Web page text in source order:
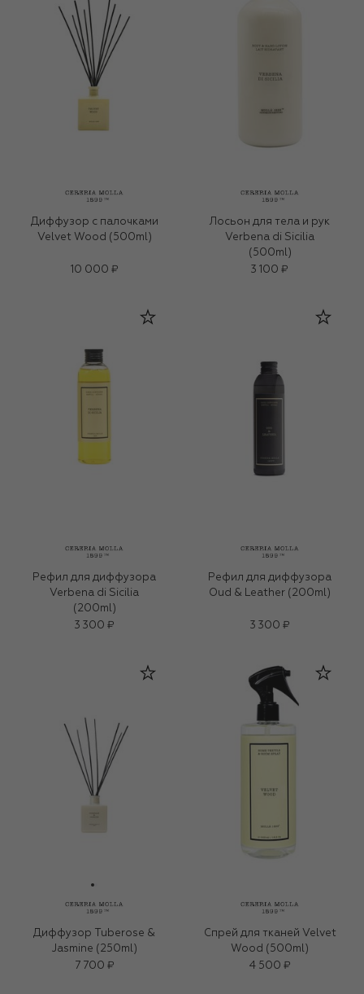
Диффузор с палочками
Velvet Wood (500ml)
10 000 ₽
Лосьон для тела и рук
Verbena di Sicilia
(500ml)
3 100 ₽
Рефил для диффузора
Verbena di Sicilia
(200ml)
3 300 ₽
Рефил для диффузора
Oud & Leather (200ml)
3 300 ₽
Диффузор Tuberose &
Jasmine (250ml)
7 700 ₽
Спрей для тканей Velvet
Wood (500ml)
4 500 ₽